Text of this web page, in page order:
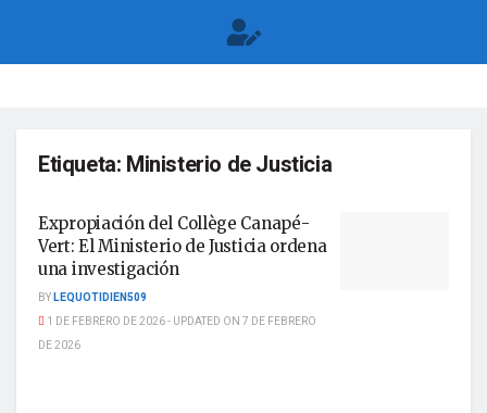
Etiqueta: Ministerio de Justicia
Expropiación del Collège Canapé-
Vert: El Ministerio de Justicia ordena
una investigación
BYLEQUOTIDIEN509
1 DE FEBRERO DE 2026 - UPDATED ON 7 DE FEBRERO
DE 2026